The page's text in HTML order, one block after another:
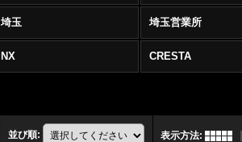
埼玉 埼玉営業所
NX CRESTA
並び順: 表示方法: